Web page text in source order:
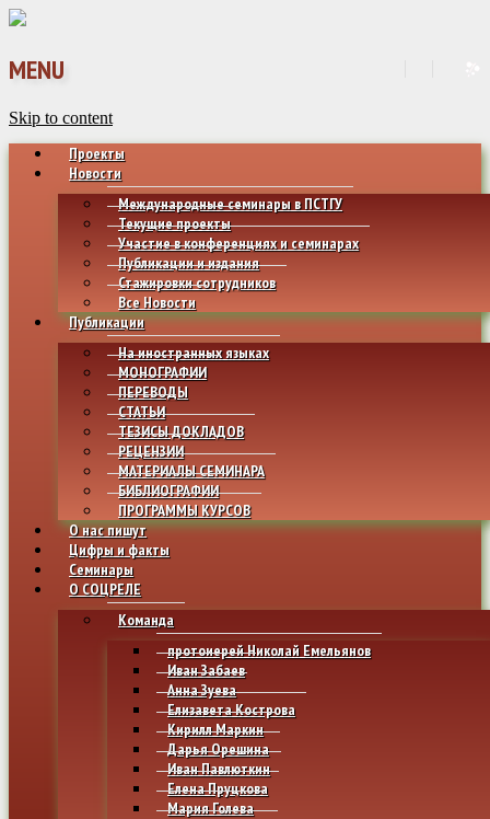
MENU
Skip to content
Проекты
Новости
Международные семинары в ПСТГУ
Текущие проекты
Участие в конференциях и семинарах
Публикации и издания
Стажировки сотрудников
Все Новости
Публикации
На иностранных языках
МОНОГРАФИИ
ПЕРЕВОДЫ
СТАТЬИ
ТЕЗИСЫ ДОКЛАДОВ
РЕЦЕНЗИИ
МАТЕРИАЛЫ СЕМИНАРА
БИБЛИОГРАФИИ
ПРОГРАММЫ КУРСОВ
О нас пишут
Цифры и факты
Семинары
О СОЦРЕЛЕ
Команда
протоиерей Николай Емельянов
Иван Забаев
Анна Зуева
Елизавета Кострова
Кирилл Маркин
Дарья Орешина
Иван Павлюткин
Елена Пруцкова
Мария Голева